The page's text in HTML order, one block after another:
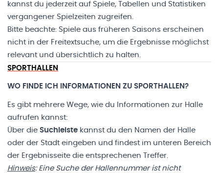
kannst du jederzeit auf Spiele, Tabellen und Statistiken
vergangener Spielzeiten zugreifen.
Bitte beachte: Spiele aus früheren Saisons erscheinen
nicht in der Freitextsuche, um die Ergebnisse möglichst
relevant und übersichtlich zu halten.
SPORTHALLEN
WO FINDE ICH INFORMATIONEN ZU SPORTHALLEN?
Es gibt mehrere Wege, wie du Informationen zur Halle
aufrufen kannst:
Über die Suchleiste kannst du den Namen der Halle
oder der Stadt eingeben und findest im unteren Bereich
der Ergebnisseite die entsprechenen Treffer.
Hinweis: Eine Suche der Hallennummer ist nicht